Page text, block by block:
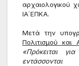
αρχαιολογικού
ΙΑ΄ΕΠΚΑ.
Μετά την
Πολιτισμού
«Πρόκειται